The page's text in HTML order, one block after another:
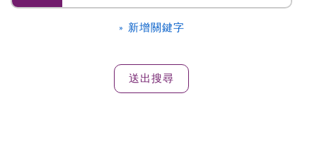
» 新增關鍵字